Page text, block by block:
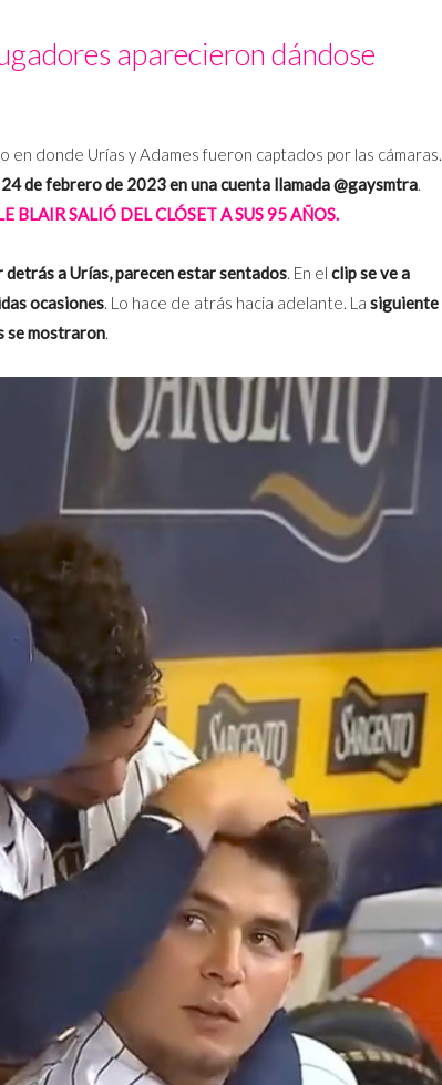
aparecieron dándose
donde Urías y Adames fueron captados por las cámaras.
de febrero de 2023 en una cuenta llamada @gaysmtra.
BLAIR SALIÓ DEL CLÓSET A SUS 95 AÑOS.
detrás a Urías, parecen estar sentados. En el clip se ve a
ocasiones. Lo hace de atrás hacia adelante. La siguiente
se mostraron.